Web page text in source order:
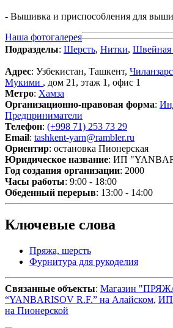
- Вышивка и приспособления для
Наша фотогалерея
Подразделы: Шерсть, Нитки, Швейная
Адрес: Узбекистан, Ташкент,
Мукими , дом 21, этаж 1, офис 1
Метро: Хамза
Организационно-правовая форма:
Предприниматели
Телефон: (+998 71) 253 73 29
Email: tashkent-yarn@rambler.ru
Ориентир: остановка Пионерская
Юридическое название: ИП
Год создания организации: 2000
Часы работы: 9:00 - 18:00
Обеденный перерыв: 13:00 - 14:00
Ключевые слова
Пряжа, шерсть
Фурнитура для рукоделия
Связанные объекты: Магазин
“YANBARISOV R.F.” на Алайском, ИП
на Пионерской